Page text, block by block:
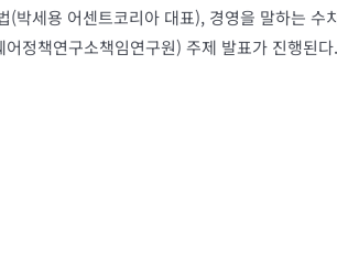
박세용 어센트코리아 대표), 경영을 말하는 수
정책연구소책임연구원) 주제 발표가 진행된다.